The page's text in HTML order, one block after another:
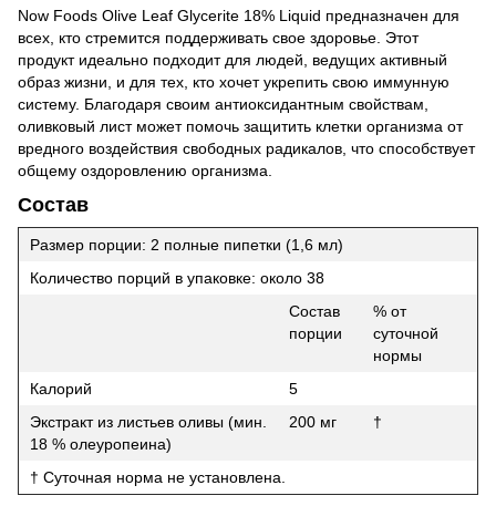
Now Foods Olive Leaf Glycerite 18% Liquid предназначен для
всех, кто стремится поддерживать свое здоровье. Этот
продукт идеально подходит для людей, ведущих активный
образ жизни, и для тех, кто хочет укрепить свою иммунную
систему. Благодаря своим антиоксидантным свойствам,
оливковый лист может помочь защитить клетки организма от
вредного воздействия свободных радикалов, что способствует
общему оздоровлению организма.
Состав
Размер порции: 2 полные пипетки (1,6 мл)
Количество порций в упаковке: около 38
Состав
порции
% от
суточной
нормы
Калорий
5
Экстракт из листьев оливы (мин.
18 % олеуропеина)
200 мг †
† Суточная норма не установлена.